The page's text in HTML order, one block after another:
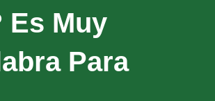
Es Muy
Para